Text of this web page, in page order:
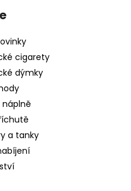
cigarety
dýmky
náplně
a tanky
SS316 ATOMIZER 0,6OHM